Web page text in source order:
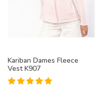
Kariban Dames Fleece
Vest K907